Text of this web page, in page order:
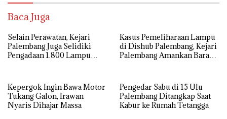
Baca Juga
Selain Perawatan, Kejari
Palembang Juga Selidiki
Pengadaan 1.800 Lampu
Kasus Pemeliharaan Lampu
di Dishub Palembang, Kejari
Palembang Amankan Barang
Kepergok Ingin Bawa Motor
Tukang Galon, Irawan
Nyaris Dihajar Massa
Pengedar Sabu di 15 Ulu
Palembang Ditangkap Saat
Kabur ke Rumah Tetangga